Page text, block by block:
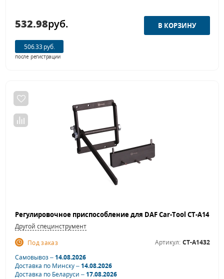
532.98руб.
506.33 руб.
после регистрации
Другой специнструмент
Под заказ
Артикул: CT-A1432
Самовывоз –14.08.2026
Доставка по Минску –14.08.2026
Доставка по Беларуси –17.08.2026